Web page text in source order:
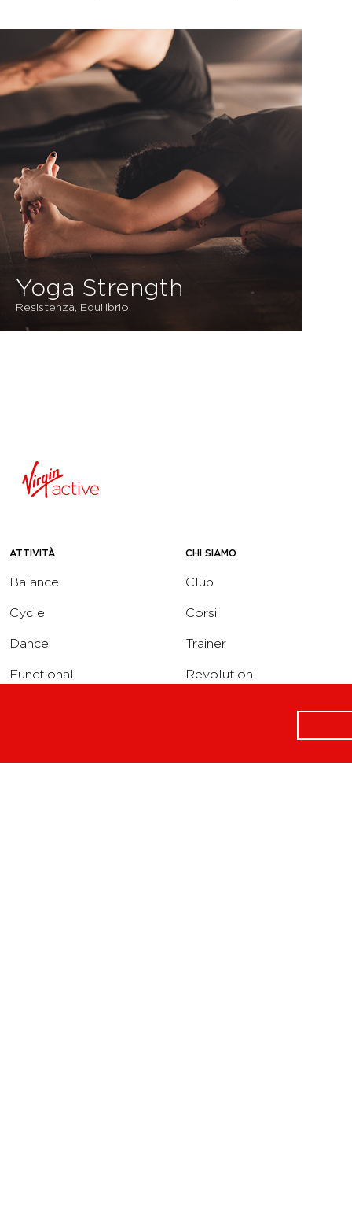
Yoga Strength
Resistenza, Equilibrio
ATTIVITÀ
Balance
Cycle
Dance
Functional
Yoga
CHI SIAMO
Club
Corsi
Trainer
Revolution
Concierge